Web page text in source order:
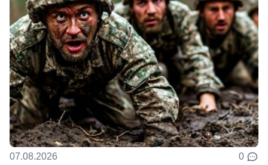
07.08.2026 0